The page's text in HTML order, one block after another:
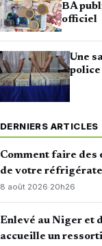
BA
officiel
Une
police
DERNIERS ARTICLES
Comment faire des
de votre
8 août 2026·20h26
Enlevé au Niger et
accueille un